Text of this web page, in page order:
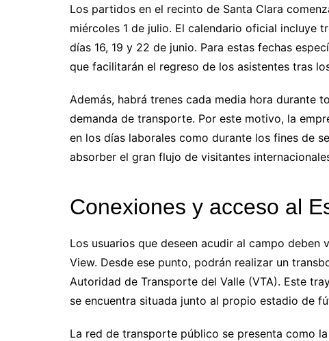
Los partidos en el recinto de Santa Clara
miércoles 1 de julio. El calendario oficial incluye
días 16, 19 y 22 de junio. Para estas fechas
que facilitarán el regreso de los asistentes tras
Además, habrá trenes cada media hora durante
demanda de transporte. Por este motivo, la
en los días laborales como durante los fines de
absorber el gran flujo de visitantes
Conexiones y acceso al
Los usuarios que deseen acudir al campo
View. Desde ese punto, podrán realizar un
Autoridad de Transporte del Valle (VTA). Este
se encuentra situada junto al propio estadio de
La red de transporte público se presenta como